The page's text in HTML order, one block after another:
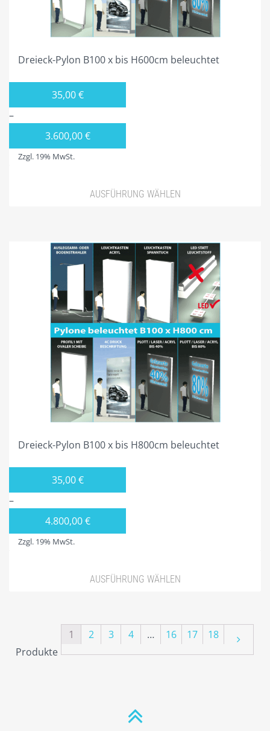
Dreieck-Pylon B100 x bis H600cm beleuchtet
35,00€
–
3.600,00€
Zzgl. 19% MwSt.
AUSFÜHRUNG WÄHLEN
Dreieck-Pylon B100 x bis H800cm beleuchtet
35,00€
–
4.800,00€
Zzgl. 19% MwSt.
AUSFÜHRUNG WÄHLEN
Produkte
1 2 3 4 … 16 17
18